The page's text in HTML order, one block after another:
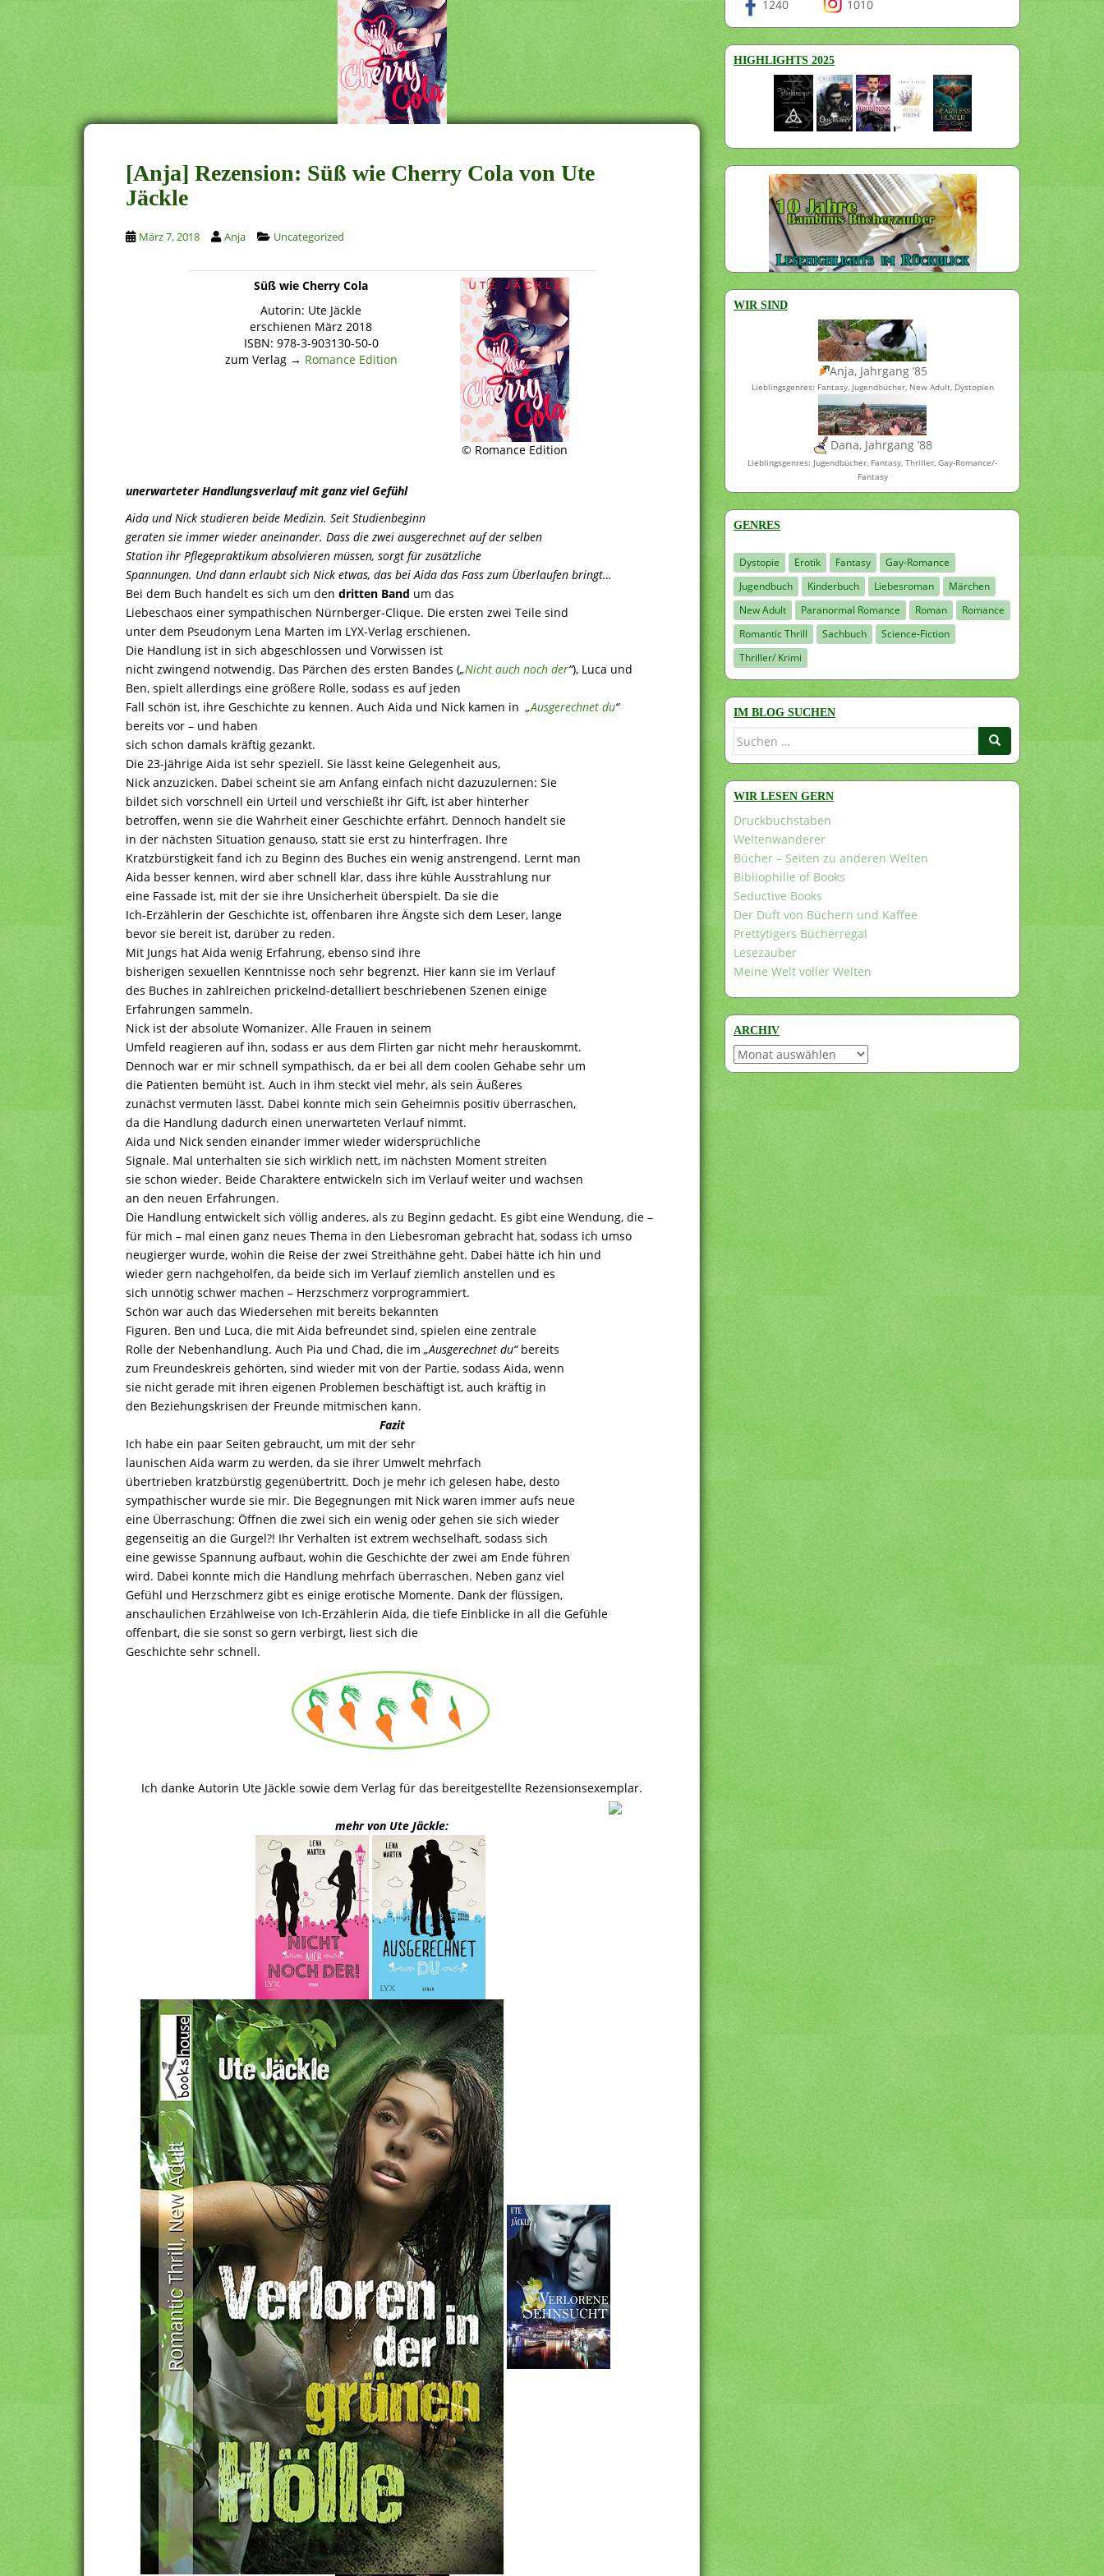
[Anja] Rezension: Süß wie Cherry Cola von Ute
Jäckle
März 7, 2018 Anja Uncategorized
Süß wie Cherry Cola
Autorin: Ute Jäckle
erschienen März 2018
ISBN: 978-3-903130-50-0
zum Verlag → Romance Edition
© Romance Edition
unerwarteter Handlungsverlauf mit ganz viel Gefühl
Aida und Nick studieren beide Medizin. Seit Studienbeginn
geraten sie immer wieder aneinander. Dass die zwei ausgerechnet auf der selben
Station ihr Pflegepraktikum absolvieren müssen, sorgt für zusätzliche
Spannungen. Und dann erlaubt sich Nick etwas, das bei Aida das Fass zum Überlaufen bringt…
Bei dem Buch handelt es sich um den dritten Band um das
Liebeschaos einer sympathischen Nürnberger-Clique. Die ersten zwei Teile sind
unter dem Pseudonym Lena Marten im LYX-Verlag erschienen.
Die Handlung ist in sich abgeschlossen und Vorwissen ist
nicht zwingend notwendig. Das Pärchen des ersten Bandes („Nicht auch noch der“), Luca und
Ben, spielt allerdings eine größere Rolle, sodass es auf jeden
Fall schön ist, ihre Geschichte zu kennen. Auch Aida und Nick kamen in „Ausgerechnet du“
bereits vor – und haben
sich schon damals kräftig gezankt.
Die 23-jährige Aida ist sehr speziell. Sie lässt keine Gelegenheit aus,
Nick anzuzicken. Dabei scheint sie am Anfang einfach nicht dazuzulernen: Sie
bildet sich vorschnell ein Urteil und verschießt ihr Gift, ist aber hinterher
betroffen, wenn sie die Wahrheit einer Geschichte erfährt. Dennoch handelt sie
in der nächsten Situation genauso, statt sie erst zu hinterfragen. Ihre
Kratzbürstigkeit fand ich zu Beginn des Buches ein wenig anstrengend. Lernt man
Aida besser kennen, wird aber schnell klar, dass ihre kühle Ausstrahlung nur
eine Fassade ist, mit der sie ihre Unsicherheit überspielt. Da sie die
Ich-Erzählerin der Geschichte ist, offenbaren ihre Ängste sich dem Leser, lange
bevor sie bereit ist, darüber zu reden.
Mit Jungs hat Aida wenig Erfahrung, ebenso sind ihre
bisherigen sexuellen Kenntnisse noch sehr begrenzt. Hier kann sie im Verlauf
des Buches in zahlreichen prickelnd-detalliert beschriebenen Szenen einige
Erfahrungen sammeln.
Nick ist der absolute Womanizer. Alle Frauen in seinem
Umfeld reagieren auf ihn, sodass er aus dem Flirten gar nicht mehr herauskommt.
Dennoch war er mir schnell sympathisch, da er bei all dem coolen Gehabe sehr um
die Patienten bemüht ist. Auch in ihm steckt viel mehr, als sein Äußeres
zunächst vermuten lässt. Dabei konnte mich sein Geheimnis positiv überraschen,
da die Handlung dadurch einen unerwarteten Verlauf nimmt.
Aida und Nick senden einander immer wieder widersprüchliche
Signale. Mal unterhalten sie sich wirklich nett, im nächsten Moment streiten
sie schon wieder. Beide Charaktere entwickeln sich im Verlauf weiter und wachsen
an den neuen Erfahrungen.
Die Handlung entwickelt sich völlig anderes, als zu Beginn gedacht. Es gibt eine Wendung, die –
für mich – mal einen ganz neues Thema in den Liebesroman gebracht hat, sodass ich umso
neugierger wurde, wohin die Reise der zwei Streithähne geht. Dabei hätte ich hin und
wieder gern nachgeholfen, da beide sich im Verlauf ziemlich anstellen und es
sich unnötig schwer machen – Herzschmerz vorprogrammiert.
Schön war auch das Wiedersehen mit bereits bekannten
Figuren. Ben und Luca, die mit Aida befreundet sind, spielen eine zentrale
Rolle der Nebenhandlung. Auch Pia und Chad, die im „Ausgerechnet du“bereits
zum Freundeskreis gehörten, sind wieder mit von der Partie, sodass Aida, wenn
sie nicht gerade mit ihren eigenen Problemen beschäftigt ist, auch kräftig in
den Beziehungskrisen der Freunde mitmischen kann.
Fazit
Ich habe ein paar Seiten gebraucht, um mit der sehr
launischen Aida warm zu werden, da sie ihrer Umwelt mehrfach
übertrieben kratzbürstig gegenübertritt. Doch je mehr ich gelesen habe, desto
sympathischer wurde sie mir. Die Begegnungen mit Nick waren immer aufs neue
eine Überraschung: Öffnen die zwei sich ein wenig oder gehen sie sich wieder
gegenseitig an die Gurgel?! Ihr Verhalten ist extrem wechselhaft, sodass sich
eine gewisse Spannung aufbaut, wohin die Geschichte der zwei am Ende führen
wird. Dabei konnte mich die Handlung mehrfach überraschen. Neben ganz viel
Gefühl und Herzschmerz gibt es einige erotische Momente. Dank der flüssigen,
anschaulichen Erzählweise von Ich-Erzählerin Aida, die tiefe Einblicke in all die Gefühle
offenbart, die sie sonst so gern verbirgt, liest sich die
Geschichte sehr schnell.
Ich danke Autorin Ute Jäckle sowie dem Verlag für das bereitgestellte Rezensionsexemplar.
mehr von Ute Jäckle:
1240 1010
HIGHLIGHTS 2025
WIR SIND
Anja, Jahrgang ’85
Lieblingsgenres: Fantasy, Jugendbücher, New Adult, Dystopien
Dana, Jahrgang ’88
Lieblingsgenres: Jugendbücher, Fantasy, Thriller, Gay-Romance/-
Fantasy
GENRES
Dystopie Erotik Fantasy
Gay-Romance
Jugendbuch
Kinderbuch Liebesroman
Märchen
New Adult
Paranormal Romance Roman
Romance
Romantic Thrill
Sachbuch
Science-Fiction
Thriller/ Krimi
IM BLOG SUCHEN
Suchen
WIR LESEN GERN
Druckbuchstaben
Weltenwanderer
Bücher – Seiten zu anderen Welten
Bibliophilie of Books
Seductive Books
Der Duft von Büchern und Kaffee
Prettytigers Bücherregal
Lesezauber
Meine Welt voller Welten
ARCHIV
Archiv